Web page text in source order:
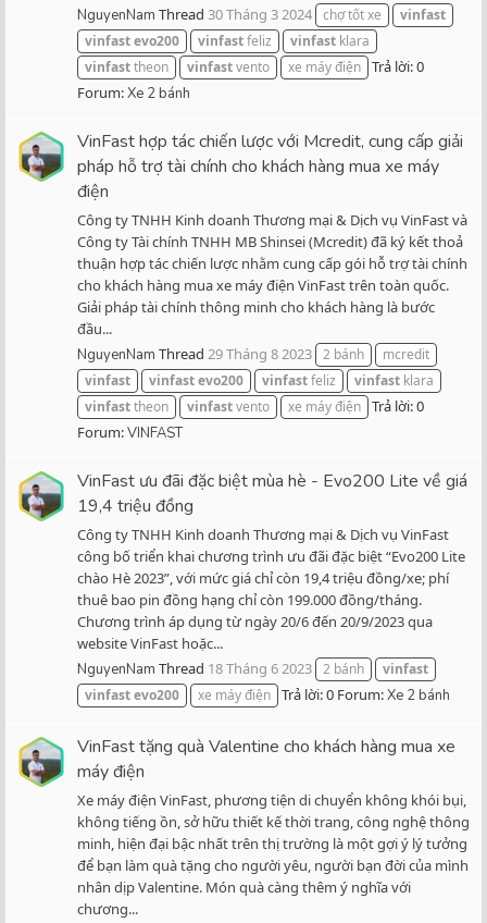
NguyenNam Thread 30 Tháng 3 2024 chợ tốt xe
vinfast
vinfastevo200 vinfastfeliz vinfast klara
vinfasttheon vinfastvento xe máy điện Trả lời: 0
Forum:Xe 2 bánh
VinFast hợp tác chiến lược với Mcredit, cung cấp giải
pháp hỗ trợ tài chính cho khách hàng mua xe máy
điện
Công ty TNHH Kinh doanh Thương mại & Dịch vụ VinFast và
Công ty Tài chính TNHH MB Shinsei (Mcredit) đã ký kết thoả
thuận hợp tác chiến lược nhằm cung cấp gói hỗ trợ tài chính
cho khách hàng mua xe máy điện VinFast trên toàn quốc.
Giải pháp tài chính thông minh cho khách hàng là bước
đầu...
NguyenNam Thread 29 Tháng 8 2023 2 bánh
mcredit
vinfast
vinfastevo200 vinfastfeliz vinfast klara
vinfasttheon vinfastvento xe máy điện Trả lời: 0
Forum:VINFAST
VinFast ưu đãi đặc biệt mùa hè - Evo200 Lite về giá
19,4 triệu đồng
Công ty TNHH Kinh doanh Thương mại & Dịch vụ VinFast
công bố triển khai chương trình ưu đãi đặc biệt “Evo200 Lite
chào Hè 2023”, với mức giá chỉ còn 19,4 triệu đồng/xe; phí
thuê bao pin đồng hạng chỉ còn 199.000 đồng/tháng.
Chương trình áp dụng từ ngày 20/6 đến 20/9/2023 qua
website VinFast hoặc...
NguyenNam Thread 18 Tháng 6 2023 2 bánh
vinfast
vinfastevo200 xe máy điện Trả lời: 0 Forum:Xe 2 bánh
VinFast tặng quà Valentine cho khách hàng mua xe
máy điện
Xe máy điện VinFast, phương tiện di chuyển không khói bụi,
không tiếng ồn, sở hữu thiết kế thời trang, công nghệ thông
minh, hiện đại bậc nhất trên thị trường là một gợi ý lý tưởng
để bạn làm quà tặng cho người yêu, người bạn đời của mình
nhân dịp Valentine. Món quà càng thêm ý nghĩa với
chương...